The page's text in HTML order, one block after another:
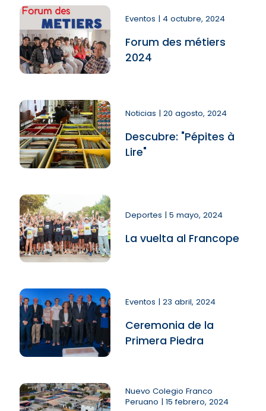
Eventos | 4 octubre, 2024
Forum des métiers
2024
Noticias | 20 agosto, 2024
Descubre: "Pépites à
Lire"
Deportes | 5 mayo, 2024
La vuelta al Francope
Eventos | 23 abril, 2024
Ceremonia de la
Primera Piedra
Nuevo Colegio Franco
Peruano | 15 febrero, 2024